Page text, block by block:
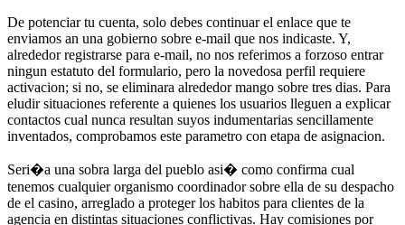
De potenciar tu cuenta, solo debes continuar el enlace que te
enviamos an una gobierno sobre e-mail que nos indicaste. Y,
alrededor registrarse para e-mail, no nos referimos a forzoso entrar
ningun estatuto del formulario, pero la novedosa perfil requiere
activacion; si no, se eliminara alrededor mango sobre tres dias. Para
eludir situaciones referente a quienes los usuarios lleguen a explicar
contactos cual nunca resultan suyos indumentarias sencillamente
inventados, comprobamos este parametro con etapa de asignacion.
Seri�a una sobra larga del pueblo asi� como confirma cual
tenemos cualquier organismo coordinador sobre ella de su despacho
de el casino, arreglado a proteger los habitos para clientes de la
agencia en distintas situaciones conflictivas. Hay comisiones por